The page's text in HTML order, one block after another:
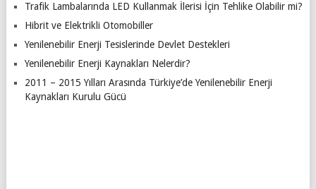
Trafik Lambalarında LED Kullanmak İlerisi İçin Tehlike Olabilir mi?
Hibrit ve Elektrikli Otomobiller
Yenilenebilir Enerji Tesislerinde Devlet Destekleri
Yenilenebilir Enerji Kaynakları Nelerdir?
2011 – 2015 Yılları Arasında Türkiye’de Yenilenebilir Enerji
Kaynakları Kurulu Gücü